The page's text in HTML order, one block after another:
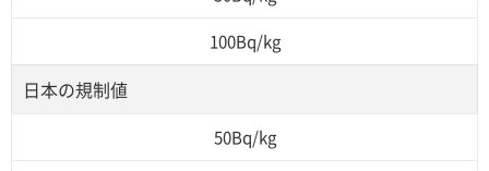
100Bq/kg
日本の規制値
50Bq/kg